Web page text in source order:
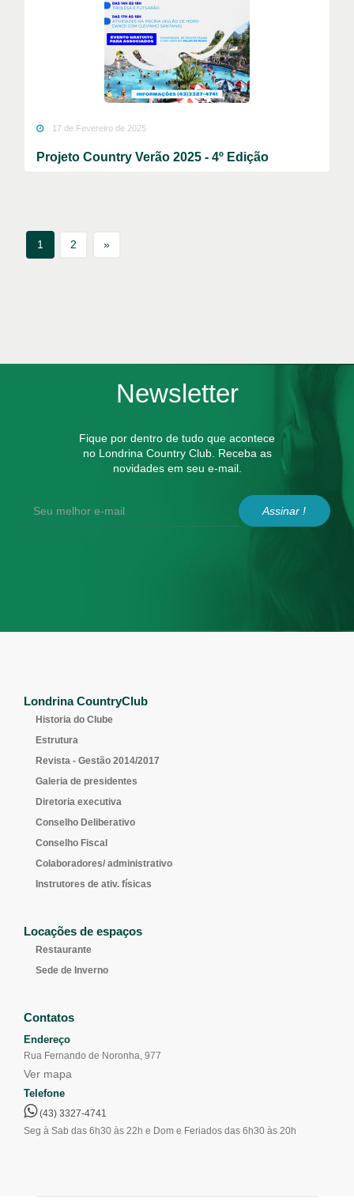
17 de Fevereiro de 2025
Projeto Country Verão 2025 - 4º Edição
1 2 »
Newsletter
Fique por dentro de tudo que acontece
no Londrina Country Club. Receba as
novidades em seu e-mail.
Assinar !
Londrina CountryClub
Historia do Clube
Estrutura
Revista - Gestão 2014/2017
Galeria de presidentes
Diretoria executiva
Conselho Deliberativo
Conselho Fiscal
Colaboradores/ administrativo
Instrutores de ativ. físicas
Locações de espaços
Restaurante
Sede de Inverno
Contatos
Endereço
Rua Fernando de Noronha, 977
Ver mapa
Telefone
(43) 3327-4741
Seg à Sab das 6h30 às 22h e Dom e Feriados das 6h30 às 20h